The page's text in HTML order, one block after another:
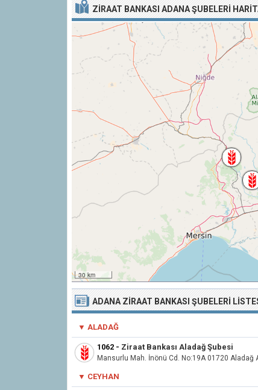
ZIRAAT BANKASI ADANA ŞUBELERI
30 km
ADANA ZIRAAT BANKASI ŞUBELERI
▼ ALADAĞ
1062 - Ziraat Bankası Aladağ Şubesi
Mansurlu Mah. İnönü Cd. No:19A 01720 Aladağ
▼ CEYHAN